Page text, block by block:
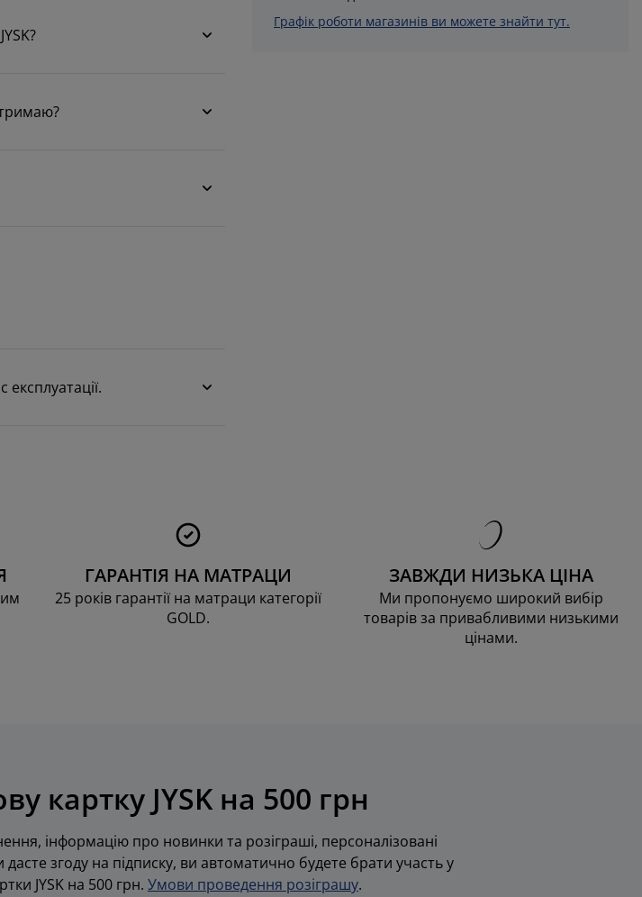
Графік роботи магазинів ви можете знайти тут.
ГАРАНТІЯ НА МАТРАЦИ
25 років гарантії на матраци категорії
GOLD.
ЗАВЖДИ НИЗЬКА ЦІНА
Ми пропонуємо широкий вибір
товарів за привабливими низькими
цінами.
картку JYSK на 500 грн
інформацію про новинки та розіграші, персоналізовані
згоду на підписку, ви автоматично будете брати участь у
JYSK на 500 грн. Умови проведення розіграшу.